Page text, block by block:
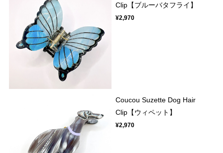
Clip【ブルーバタフライ】
¥2,970
Coucou Suzette Dog Hair
Clip【ウィペット】
¥2,970